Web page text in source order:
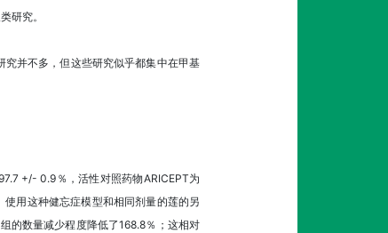
研究。
并不多，但这些研究似乎都集中在甲基
+/- 0.9％，活性对照药物ARICEPT为
用这种健忘症模型和相同剂量的莲的另
的数量减少程度降低了168.8％；这相对